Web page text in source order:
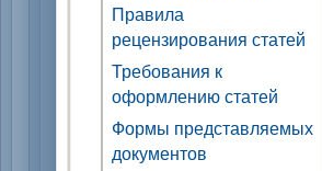
Правила
рецензирования статей
Требования к
оформлению статей
Формы представляемых
документов